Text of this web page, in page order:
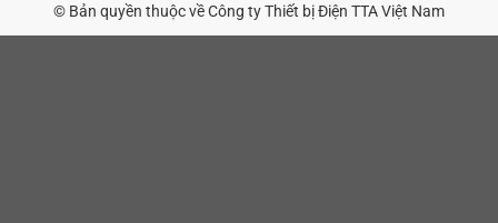
© Bản quyền thuộc về Công ty Thiết bị Điện TTA Việt Nam